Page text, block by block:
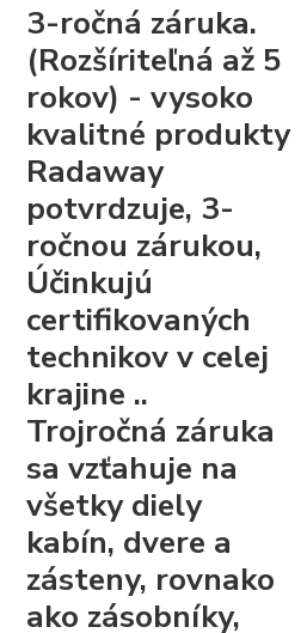
3-ročná záruka.
(Rozšíriteľná až 5
rokov) - vysoko
kvalitné produkty
Radaway
potvrdzuje, 3-
ročnou zárukou,
Účinkujú
certifikovaných
technikov v celej
krajine ..
Trojročná záruka
sa vzťahuje na
všetky diely
kabín, dvere a
zásteny, rovnako
ako zásobníky,